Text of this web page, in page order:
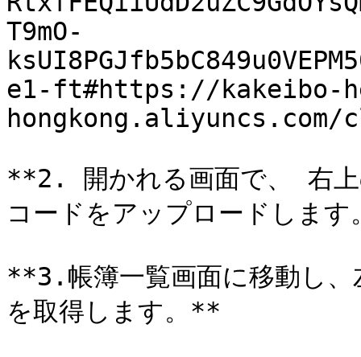
T9mO-
e1-ft#https://kakeibo-
hongkong.aliyuncs.com/
**2. 開かれる画面で、 右上
コードをアップロードしま
**3.帳簿一覧画面に移動し、
を取得します。**